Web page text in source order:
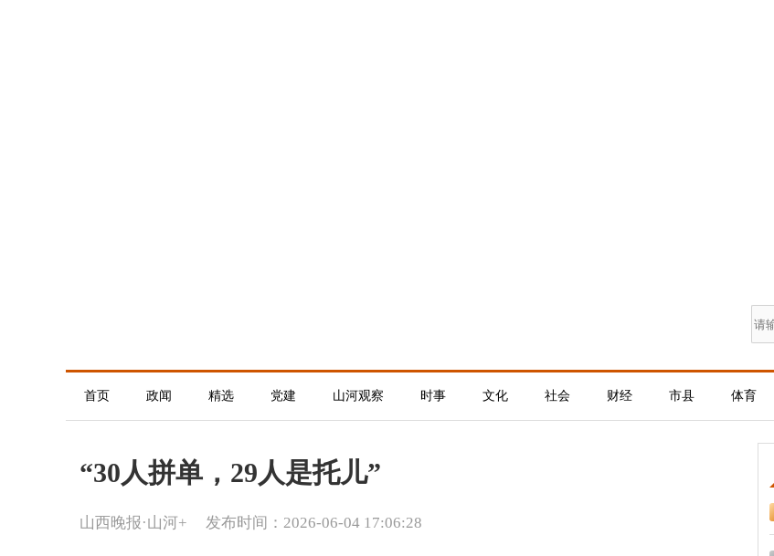
首页 政闻 精选 党建 山河观察 时事 文化 社会 财经 市县 体育
“30人拼单，29人是托儿”
山西晚报·山河+ 发布时间：2026-06-04 17:06:28